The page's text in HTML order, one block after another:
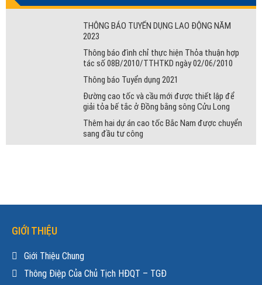
THÔNG BÁO TUYỂN DỤNG LAO ĐỘNG NĂM
2023
Thông báo đình chỉ thực hiện Thỏa thuận hợp
tác số 08B/2010/TTHTKD ngày 02/06/2010
Thông báo Tuyển dụng 2021
Đường cao tốc và cầu mới được thiết lập để
giải tỏa bế tắc ở Đồng bằng sông Cửu Long
Thêm hai dự án cao tốc Bắc Nam được chuyển
sang đầu tư công
GIỚI THIỆU
Giới Thiệu Chung
Thông Điệp Của Chủ Tịch HĐQT – TGĐ